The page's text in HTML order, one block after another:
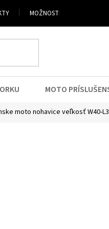
MOŽNOSTI DOPRAVY A
MOTO
moto nohavice veľkosť W40-